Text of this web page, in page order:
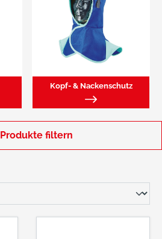
Kopf- & Nackenschutz
Produkte filtern